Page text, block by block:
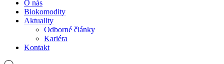
O nás
Biokomodity
Aktuality
Odborné články
Kariéra
Kontakt